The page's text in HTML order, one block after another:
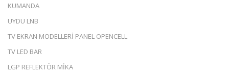
KUMANDA
UYDU LNB
TV EKRAN MODELLERİ PANEL OPENCELL
TV LED BAR
LGP REFLEKTÖR MİKA